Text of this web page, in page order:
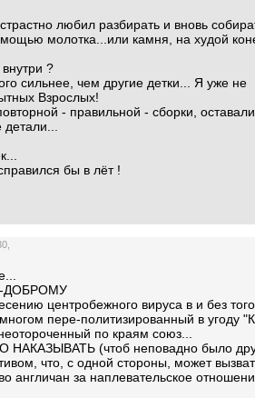
любил разбирать и вновь
молотка...или камня, на худой
?
сильнее, чем другие детки... Я уже не
Взрослых!
- правильной - сборки,
бы в лёт !
ДОБРОМУ
центробежного вируса в и без того
пере-политизированный в угоду
по краям союз...
(чтоб неповадно было
что, с одной стороны, может
англичан за наплевательское